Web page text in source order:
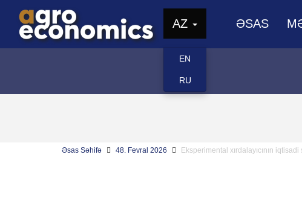
AZ
EN
RU
ƏSAS
Əsas Səhifə 48. Fevral 2026 Eksperimental xırdalayıcının